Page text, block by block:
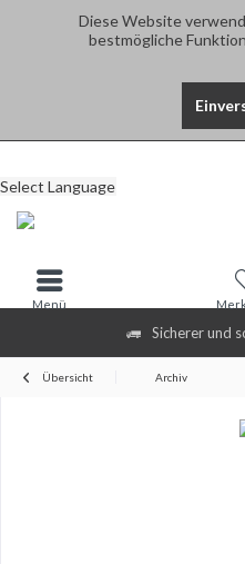
Diese Website
bestmögliche
Sicherer und
Select Language
Menü
Übersicht Archiv